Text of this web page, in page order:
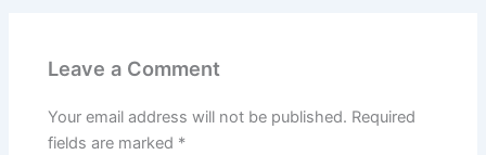
Leave a Comment
Your email address will not be published. Required
fields are marked *